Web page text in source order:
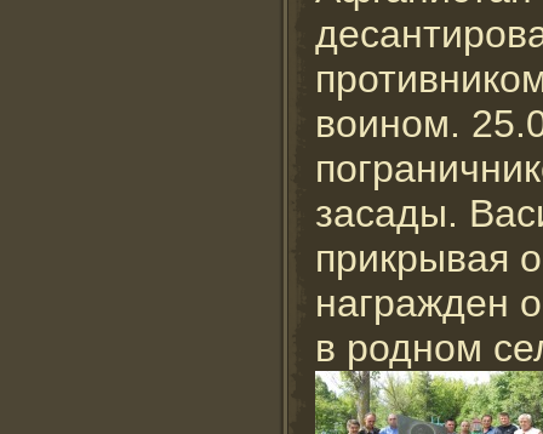
воином.
засады.
прикрывая
награжден
в родном